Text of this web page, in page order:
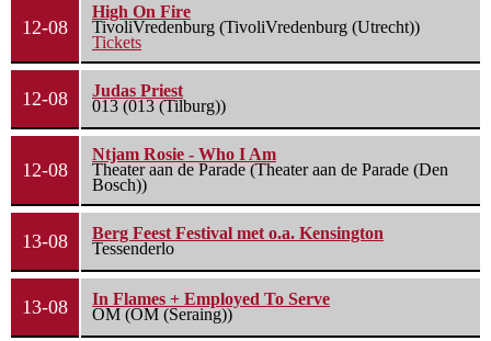
12-08
High On Fire
TivoliVredenburg (TivoliVredenburg (Utrecht))
Tickets
12-08
Judas Priest
013 (013 (Tilburg))
12-08
Ntjam Rosie - Who I Am
Theater aan de Parade (Theater aan de Parade (Den
Bosch))
13-08
Berg Feest Festival met o.a. Kensington
Tessenderlo
13-08
In Flames + Employed To Serve
OM (OM (Seraing))